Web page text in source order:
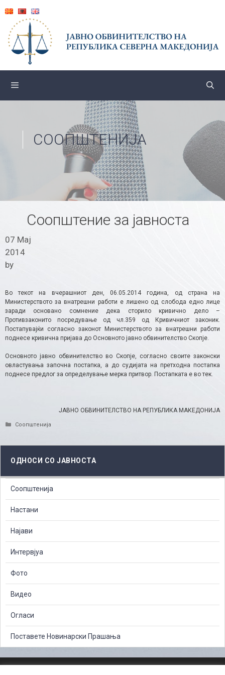
content
СООПШТЕНИЈА
Соопштение за јавноста
07 Мај
2014
by
Во текот на вчерашниот ден, 06.05.2014 година, од страна на
Министерството за внатрешни работи е лишено од слобода едно лице
заради основано сомнение дека сторило кривично дело –
Противзаконито посредување од чл.359 од Кривичниот законик.
Постапувајќи согласно законот Министерството за внатрешни работи
поднесе кривична пријава до Основното јавно обвинителство Скопје.
Основното јавно обвинителство во Скопје, согласно своите законски
овластувања започна постапка, а до судијата на претходна постапка
поднесе предлог за определување мерка притвор. Постапката е во тек.
ЈАВНО ОБВИНИТЕЛСТВО НА РЕПУБЛИКА МАКЕДОНИЈА
Categories
Соопштенија
ОДНОСИ СО ЈАВНОСТА
Соопштенија
Настани
Најави
Интервјуа
Фото
Видео
Огласи
Поставете Новинарски Прашања